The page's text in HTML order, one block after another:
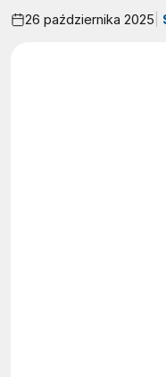
26 października 2025